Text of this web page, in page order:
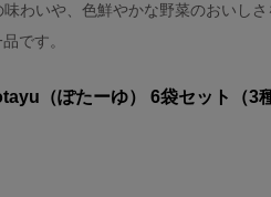
わいや、色鮮やかな野菜のおいし
です。
（ぽたーゆ） 6袋セット（3